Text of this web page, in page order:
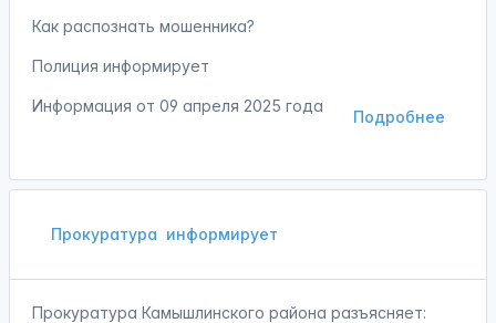
Как распознать мошенника?
Полиция информирует
Подробнее
Информация от 09 апреля 2025 года
Прокуратура информирует
Прокуратура Камышлинского района разъясняет: